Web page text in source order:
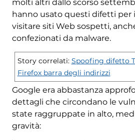
molti altri dallo scorso
hanno usato questi difetti per
visitare siti Web sospetti,
confezionati da malware.
Story correlati: Spoofing difetto
Firefox barra degli indirizzi
Google era abbastanza
dettagli che circondano le
state raggruppate in alto,
gravità: